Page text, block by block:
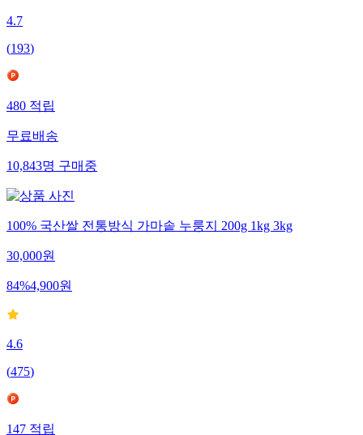
4.7
(193)
480적립
무료배송
10,843명구매중
100% 국산쌀 전통방식 가마솥 누룽지 200g 1kg 3kg
30,000원
84%4,900원
4.6
(475)